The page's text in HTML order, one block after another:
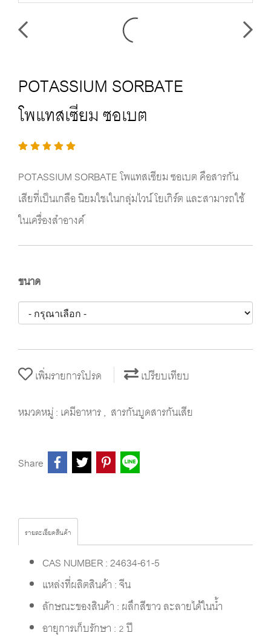
POTASSIUM SORBATE
โพแทสเซียม ซอเบต
POTASSIUM SORBATE โพแทสเซียม ซอเบต คือสารกัน
เสียที่เป็นเกลือ นิยมใชเในกลุ่มไวน์ โยเกิร์ต และสามารถใช้
ในเครื่องสำอางค์
ขนาด
เพิ่มรายการโปรด เปรียบเทียบ
หมวดหมู่ : เคมีอาหาร, สารกันบูดสารกันเสีย
Share
รายละเอียดสินค้า
CAS NUMBER : 24634-61-5
แหล่งที่ผลิตสินค้า : จีน
ลักษณะของสินค้า : ผลึกสีขาว ละลายได้ในน้ำ
อายุการเก็บรักษา : 2 ปี